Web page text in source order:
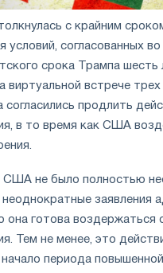
с крайним
условий, согласованных
срока Трампа шесть
виртуальной встрече
согласились продлить
в то время как США
США не было полностью
заявления
она готова воздержаться
Тем не менее, это
периода повышенной